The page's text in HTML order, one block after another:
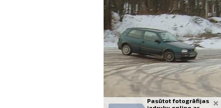
Pasūtot fotogrāfijas